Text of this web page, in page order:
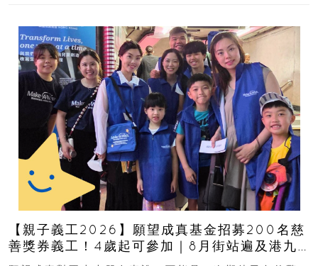
【親子義工2026】願望成真基金招募200名慈
善獎券義工！4歲起可參加｜8月街站遍及港九
新界